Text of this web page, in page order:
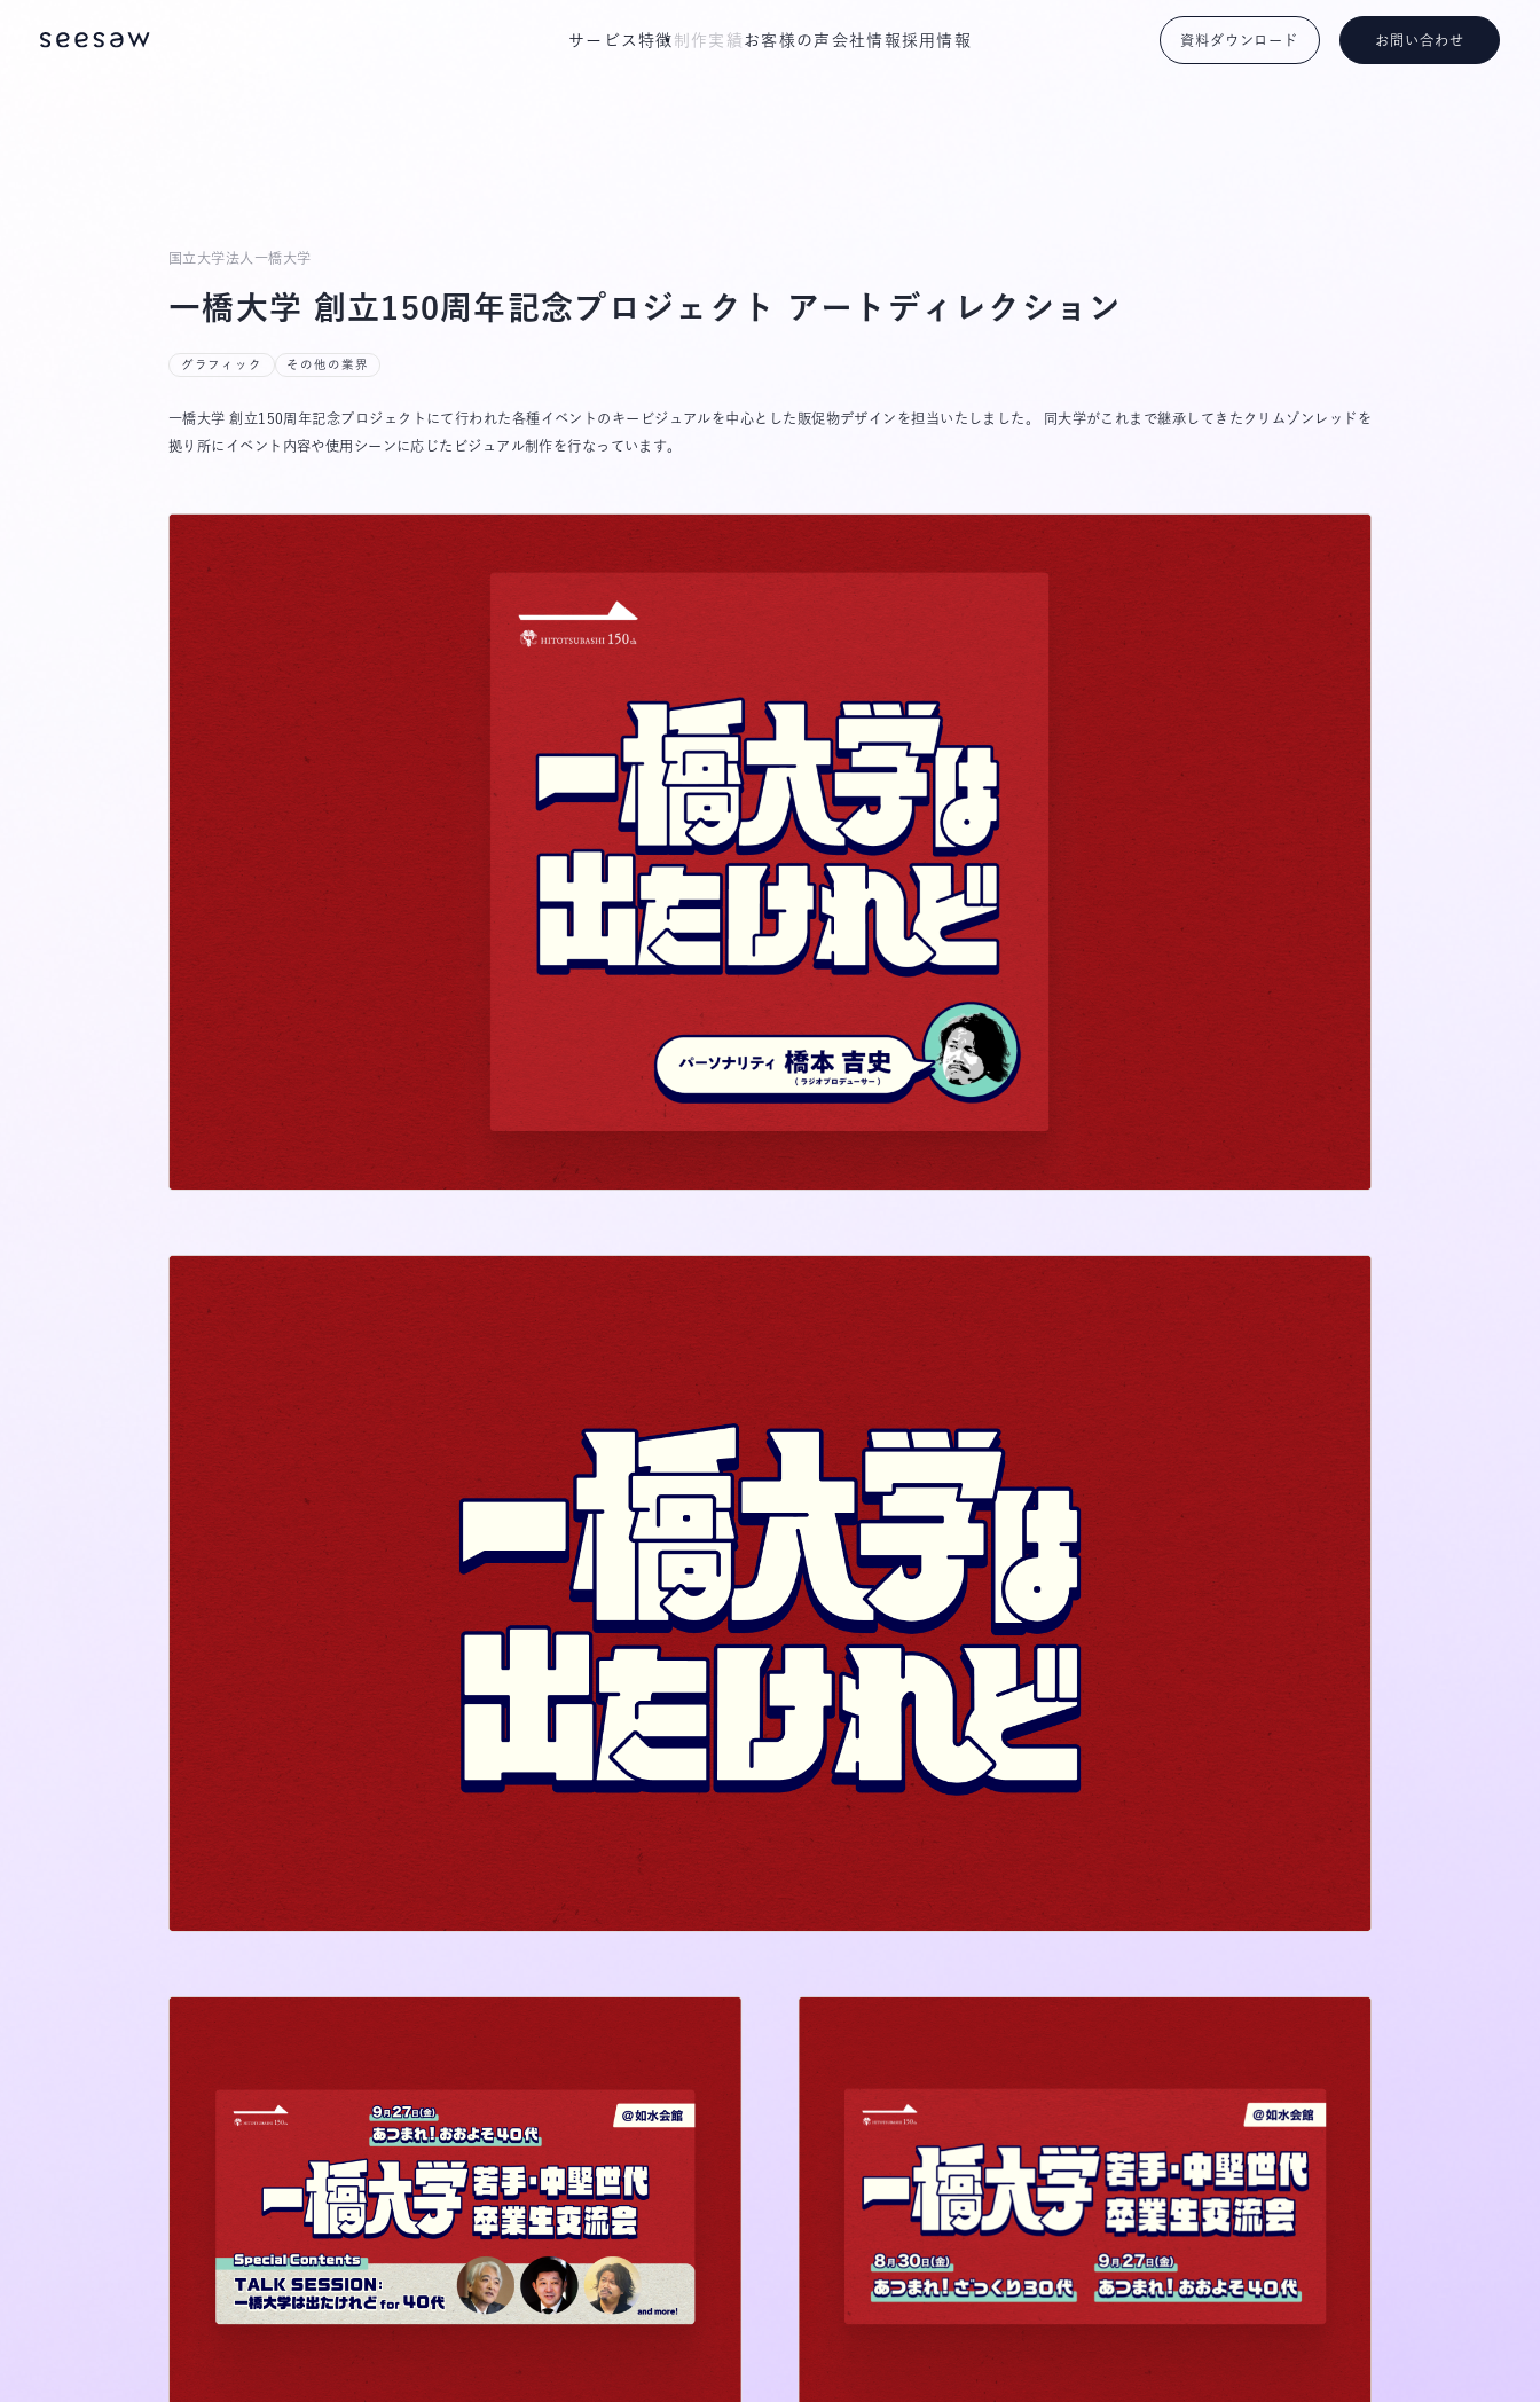
サービス特徴 制作実績 お客様の声 会社情報採用情報 資料ダウンロード お問い合わせ
国立大学法人一橋大学
一橋大学 創立150周年記念プロジェクト アートディレクション
グラフィック その他の業界
一橋大学 創立150周年記念プロジェクトにて行われた各種イベントのキービジュアルを中心とした販促物デザインを担当いたしました。 同大学がこれまで継承してきたクリムゾンレッドを
拠り所にイベント内容や使用シーンに応じたビジュアル制作を行なっています。